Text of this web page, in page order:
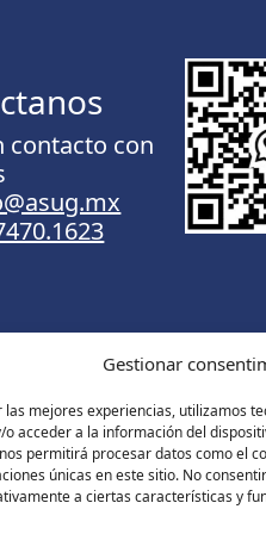
Gestionar
las mejores experiencias, utilizamos
acceder a la información del
permitirá procesar datos como el
únicas en este sitio. No
a ciertas características y
contacto con
Contáctanos